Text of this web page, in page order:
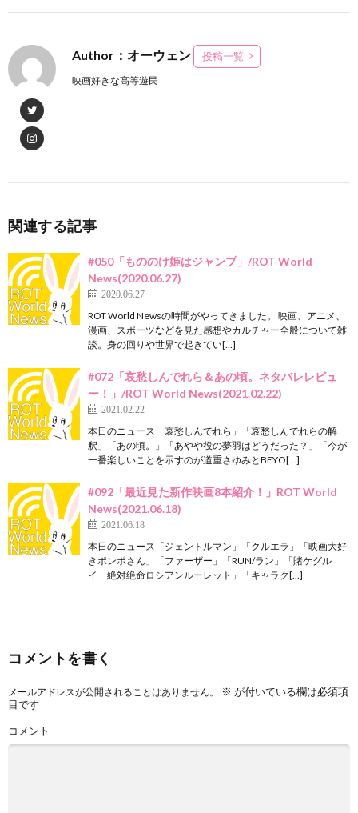
Author：オーウェン 投稿一覧
映画好きな高等遊民
関連する記事
#050「もののけ姫はジャンプ」/ROT World
News(2020.06.27)
2020.06.27
ROT World Newsの時間がやってきました。 映画、アニメ、
漫画、スポーツなどを見た感想やカルチャー全般について雑
談。身の回りや世界で起きてい[…]
#072「哀愁しんでれら＆あの頃。ネタバレレビュ
ー！」/ROT World News(2021.02.22)
2021.02.22
本日のニュース「哀愁しんでれら」「哀愁しんでれらの解
釈」「あの頃。」「あやや役の夢羽はどうだった？」「今が
一番楽しいことを示すのが道重さゆみとBEYO[…]
#092「最近見た新作映画8本紹介！」ROT World
News(2021.06.18)
2021.06.18
本日のニュース「ジェントルマン」「クルエラ」「映画大好
きポンポさん」「ファーザー」「RUN/ラン」「賭ケグル
イ 絶対絶命ロシアンルーレット」「キャラク[…]
コメントを書く
メールアドレスが公開されることはありません。 ※ が付いている欄は必須項
目です
コメント